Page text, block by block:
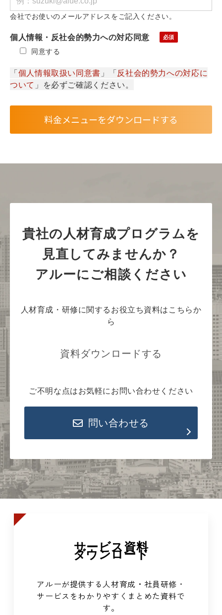
会社でお使いのメールアドレスをご記入ください。
個人情報・反社会的勢力への対応同意
同意する
「個人情報取扱い同意書 」「反社会的勢力への対応に
ついて 」を必ずご確認ください。
貴社の人材育成プログラムを
見直してみませんか？
アルーにご相談ください
人材育成・研修に関するお役立ち資料はこちらか
ら
資料ダウンロードする
ご不明な点はお気軽にお問い合わせください
問い合わせる
サービス資料
ダウンロード
アルーが提供する人材育成・社員研修 ・
サービスをわかりやすくまとめた資料で
す。